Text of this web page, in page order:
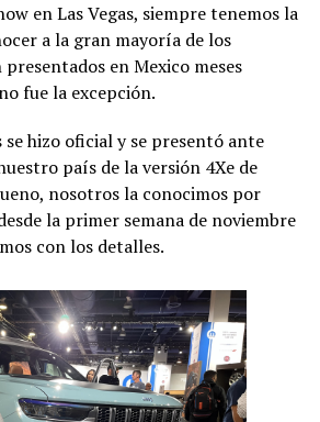
en Las Vegas, siempre tenemos la
a la gran mayoría de los
en Mexico meses
fue la excepción.
se hizo oficial y se presentó ante
país de la versión 4Xe de
nosotros la conocimos por
la primer semana de noviembre
con los detalles.